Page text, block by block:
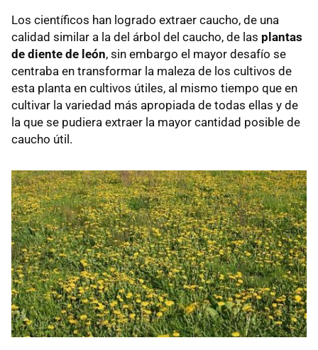
Los científicos han logrado extraer caucho, de una
calidad similar a la del árbol del caucho, de las plantas
de diente de león, sin embargo el mayor desafío se
centraba en transformar la maleza de los cultivos de
esta planta en cultivos útiles, al mismo tiempo que en
cultivar la variedad más apropiada de todas ellas y de
la que se pudiera extraer la mayor cantidad posible de
caucho útil.